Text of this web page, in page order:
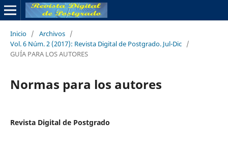
Inicio / Archivos /
Vol. 6 Núm. 2 (2017): Revista Digital de Postgrado. Jul-Dic /
GUÍA PARA LOS AUTORES
Normas para los autores
Revista Digital de Postgrado